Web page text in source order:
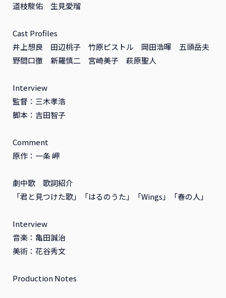
道枝駿佑 生見愛瑠
Cast Profiles
井上想良 田辺桃子 竹原ピストル 岡田浩暉 五頭岳夫
野間口徹 新羅慎二 宮崎美子 萩原聖人
Interview
監督：三木孝浩
脚本：吉田智子
Comment
原作：一条 岬
劇中歌 歌詞紹介
「君と見つけた歌」「はるのうた」「Wings」「春の人」
Interview
音楽：亀田誠治
美術：花谷秀文
Production Notes